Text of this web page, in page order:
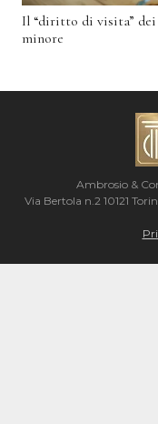
Il “diritto di visita” dei
minore
Ambrosio &
Via Bertola n.2 10121